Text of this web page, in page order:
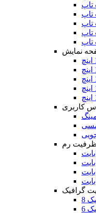
نمایش
کاربری
رم
گرافیک